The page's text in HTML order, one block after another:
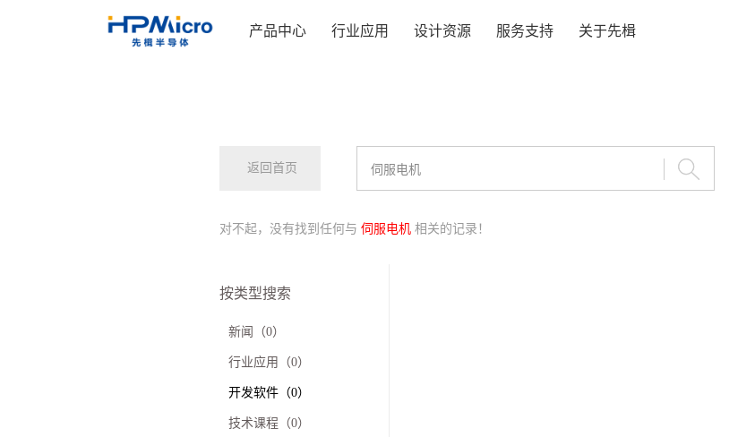
产品中心 行业应用 设计资源 服务支持 关于先楫
返回首页
对不起，没有找到任何与 伺服电机相关的记录！
按类型搜索
新闻（0）
行业应用（0）
开发软件（0）
技术课程（0）